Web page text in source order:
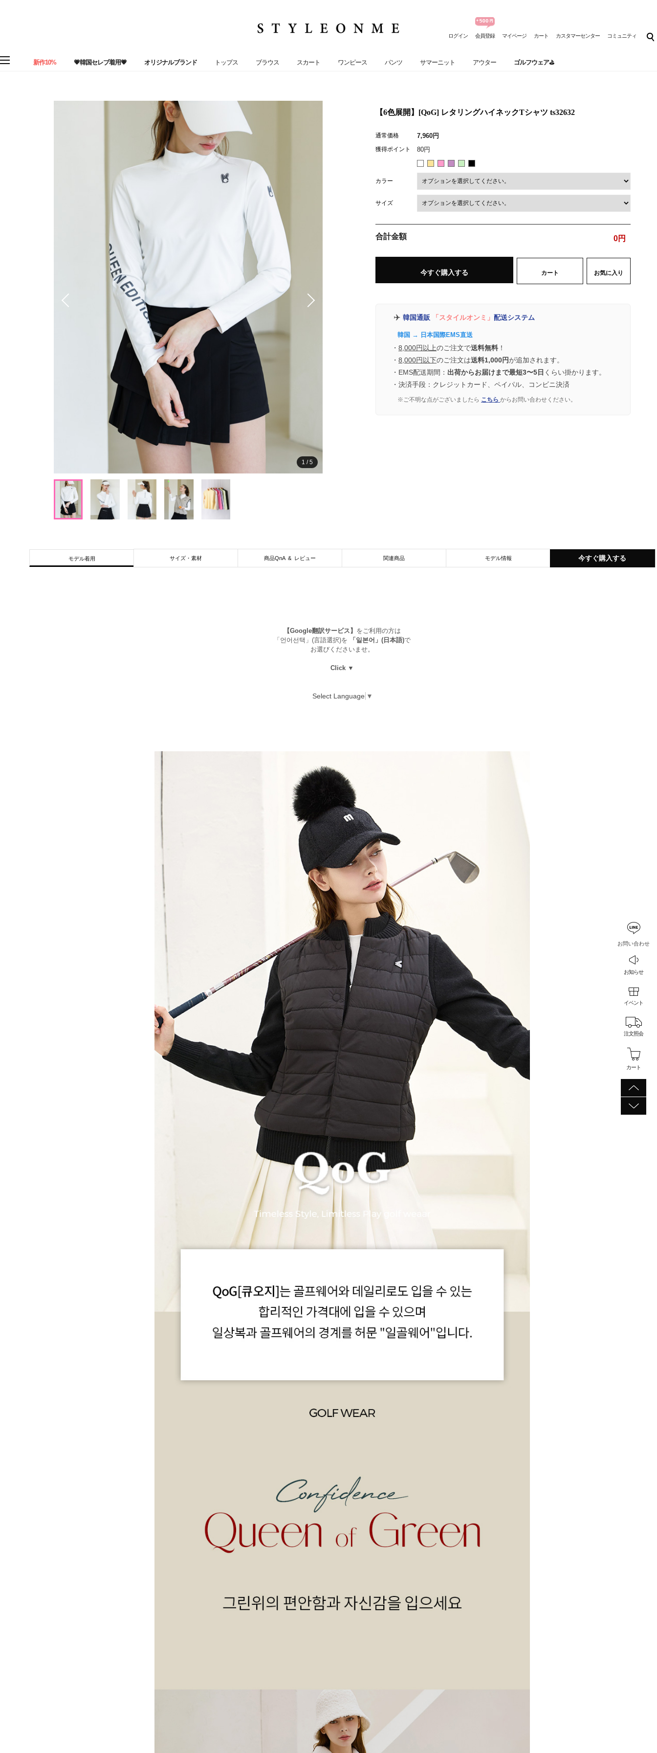
ログイン 会員登録 マイページ カート カスタマーセンター コミュニティ
新作10% 💗韓国セレブ着用💗 オリジナルブランド トップス ブラウス スカート ワンピース パンツ サマーニット アウター ゴルフウェア⛳
お問い合わせ
お知らせ
イベント
注文照会
カート
1 /5
【6色展開】[QoG] レタリングハイネックTシャツ ts32632
通常価格 7,960円
獲得ポイント 80円
カラー
サイズ
合計金額 0円
今すぐ購入する カート お気に入り
✈️ 韓国通販 「スタイルオンミ」 配送システム
韓国 → 日本国際EMS直送
・ 8,000円以上のご注文で送料無料 ！
・ 8,000円以下のご注文は送料1,000円が追加されます。
・EMS配送期間： 出荷からお届けまで最短3〜5日 くらい掛かります。
・決済手段：クレジットカード、ペイパル、コンビニ決済
※ご不明な点がございましたら こちら からお問い合わせください。
モデル着用 サイズ・素材 商品QnA & レビュー 関連商品 モデル情報 今すぐ購入する
【Google翻訳サービス】 をご利用の方は
「언어선택」(言語選択)を
「일본어」(日本語)で
お選びくださいませ。
Click ▼
Select Language ▼